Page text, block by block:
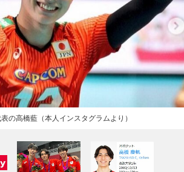
の高橋藍（本人インスタグラムより）